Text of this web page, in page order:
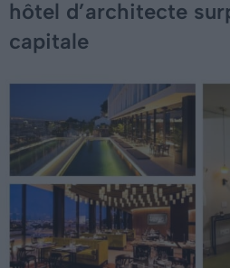
hôtel d’architecte
capitale